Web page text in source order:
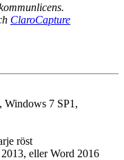
ClaroCapture
Windows 7 SP1,
röst
eller Word 2016